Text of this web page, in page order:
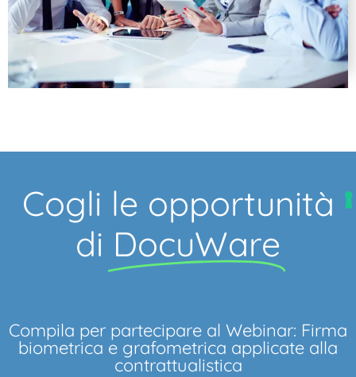
Cogli le opportunità
di DocuWare
Compila per partecipare al Webinar: Firma
biometrica e grafometrica applicate alla
contrattualistica